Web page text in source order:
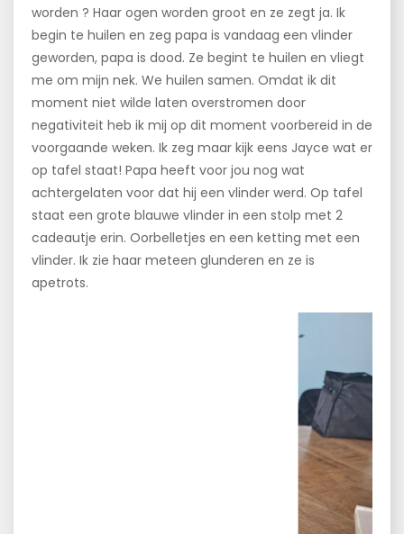
worden ? Haar ogen worden groot en ze zegt ja. Ik
begin te huilen en zeg papa is vandaag een vlinder
geworden, papa is dood. Ze begint te huilen en vliegt
me om mijn nek. We huilen samen. Omdat ik dit
moment niet wilde laten overstromen door
negativiteit heb ik mij op dit moment voorbereid in de
voorgaande weken. Ik zeg maar kijk eens Jayce wat er
op tafel staat! Papa heeft voor jou nog wat
achtergelaten voor dat hij een vlinder werd. Op tafel
staat een grote blauwe vlinder in een stolp met 2
cadeautje erin. Oorbelletjes en een ketting met een
vlinder. Ik zie haar meteen glunderen en ze is
apetrots.